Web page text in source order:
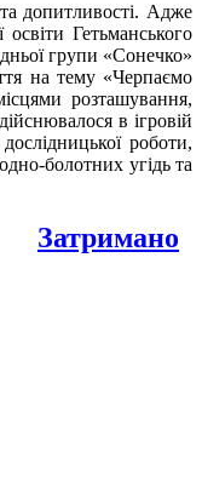
допитливості. Адже
Гетьманського
групи «Сонечко»
на тему «Черпаємо
розташування,
в ігровій
роботи,
болотних угідь та
Затримано